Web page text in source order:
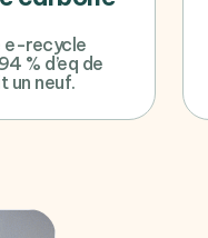
e-recycle
% d’eq de
un neuf.